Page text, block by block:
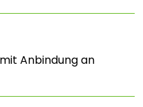
Anbindung an